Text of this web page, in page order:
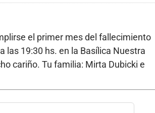
el primer mes del fallecimiento
las 19:30 hs. en la Basílica Nuestra
cariño. Tu familia: Mirta Dubicki e